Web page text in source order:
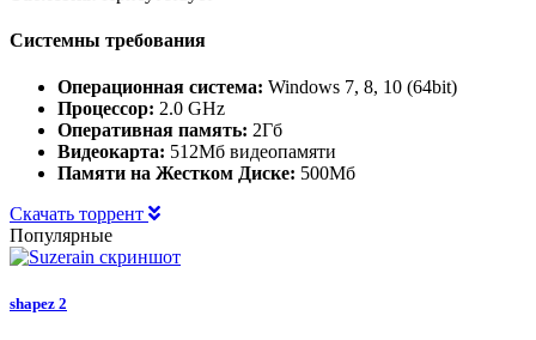
Системны требования
Операционная система: Windows 7, 8, 10 (64bit)
Процессор: 2.0 GHz
Оперативная память: 2Гб
Видеокарта: 512Мб видеопамяти
Памяти на Жестком Диске: 500Мб
Скачать торрент
Популярные
shapez 2